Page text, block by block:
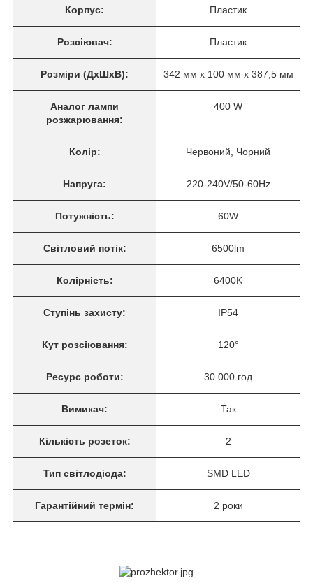
Корпус: Пластик
Розсіювач: Пластик
Розміри (ДхШхВ): 342 мм х 100 мм х 387,5 мм
Аналог лампи
розжарювання:
400 W
Колір: Червоний, Чорний
Напруга: 220-240V/50-60Hz
Потужність: 60W
Світловий потік: 6500lm
Колірність: 6400K
Ступінь захисту: IP54
Кут розсіювання: 120°
Ресурс роботи: 30 000 год
Вимикач: Так
Кількість розеток: 2
Тип світлодіода: SMD LED
Гарантійний термін: 2 роки